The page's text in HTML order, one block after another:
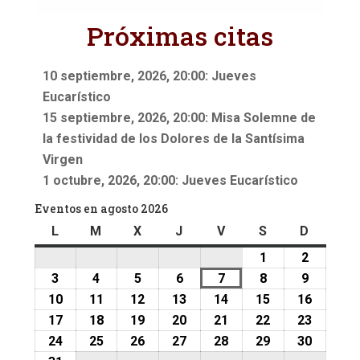
Próximas citas
10 septiembre, 2026, 20:00: Jueves
Eucarístico
15 septiembre, 2026, 20:00: Misa Solemne de
la festividad de los Dolores de la Santísima
Virgen
1 octubre, 2026, 20:00: Jueves Eucarístico
Eventos en agosto 2026
LlunesM martes
Xmiércoles
J jueves
Vviernes
Ssábado
D
1
agosto,
2026
22
agosto,
2026
3
agosto,
2026
4
agosto,
2026
55
agosto,
2026
66
agosto,
2026
77
agosto,
2026
88
agosto,
2026
99
agosto,
2026
1010
agosto,
2026
11
agosto,
2026
12
agosto,
2026
13
agosto,
2026
14
agosto,
2026
15
agosto,
2026
16
1717
agosto,
1818
agosto,
19
agosto,
20
agosto,
21
agosto,
22
agosto,
23
2424
2525
26 27 28 29 30